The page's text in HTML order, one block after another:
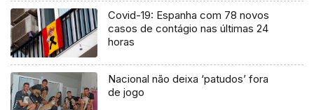
Covid-19: Espanha com 78 novos
casos de contágio nas últimas 24
horas
Nacional não deixa ‘patudos’ fora
de jogo